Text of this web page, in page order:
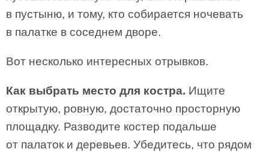
в пустыню, и тому, кто собирается ночевать
в палатке в соседнем дворе.
Вот несколько интересных отрывков.
Как выбрать место для костра. Ищите
открытую, ровную, достаточно просторную
площадку. Разводите костер подальше
от палаток и деревьев. Убедитесь, что рядом